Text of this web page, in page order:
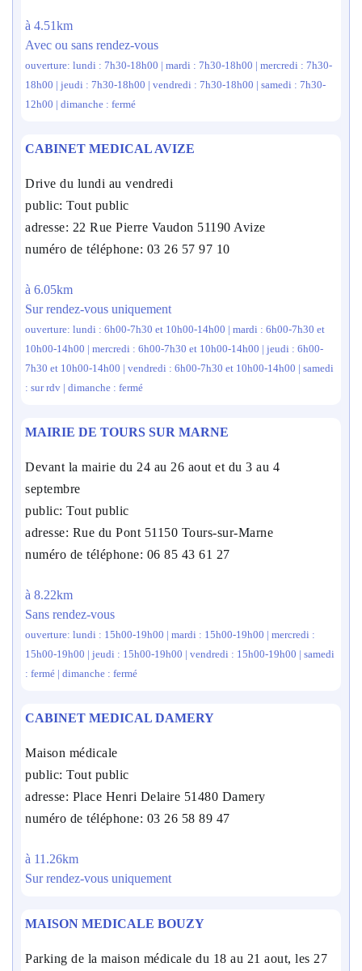
à 4.51km
Avec ou sans rendez-vous
ouverture: lundi : 7h30-18h00 | mardi : 7h30-18h00 | mercredi : 7h30-
18h00 | jeudi : 7h30-18h00 | vendredi : 7h30-18h00 | samedi : 7h30-
12h00 | dimanche : fermé
CABINET MEDICAL AVIZE
Drive du lundi au vendredi
public: Tout public
adresse: 22 Rue Pierre Vaudon 51190 Avize
numéro de téléphone: 03 26 57 97 10
à 6.05km
Sur rendez-vous uniquement
ouverture: lundi : 6h00-7h30 et 10h00-14h00 | mardi : 6h00-7h30 et
10h00-14h00 | mercredi : 6h00-7h30 et 10h00-14h00 | jeudi : 6h00-
7h30 et 10h00-14h00 | vendredi : 6h00-7h30 et 10h00-14h00 | samedi
: sur rdv | dimanche : fermé
MAIRIE DE TOURS SUR MARNE
Devant la mairie du 24 au 26 aout et du 3 au 4
septembre
public: Tout public
adresse: Rue du Pont 51150 Tours-sur-Marne
numéro de téléphone: 06 85 43 61 27
à 8.22km
Sans rendez-vous
ouverture: lundi : 15h00-19h00 | mardi : 15h00-19h00 | mercredi :
15h00-19h00 | jeudi : 15h00-19h00 | vendredi : 15h00-19h00 | samedi
: fermé | dimanche : fermé
CABINET MEDICAL DAMERY
Maison médicale
public: Tout public
adresse: Place Henri Delaire 51480 Damery
numéro de téléphone: 03 26 58 89 47
à 11.26km
Sur rendez-vous uniquement
MAISON MEDICALE BOUZY
Parking de la maison médicale du 18 au 21 aout, les 27